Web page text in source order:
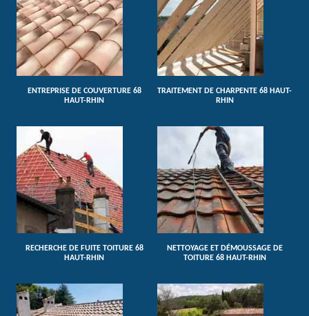
ENTREPRISE DE COUVERTURE 68
HAUT-RHIN
TRAITEMENT DE CHARPENTE 68 HAUT-
RHIN
RECHERCHE DE FUITE TOITURE 68
HAUT-RHIN
NETTOYAGE ET DÉMOUSSAGE DE
TOITURE 68 HAUT-RHIN